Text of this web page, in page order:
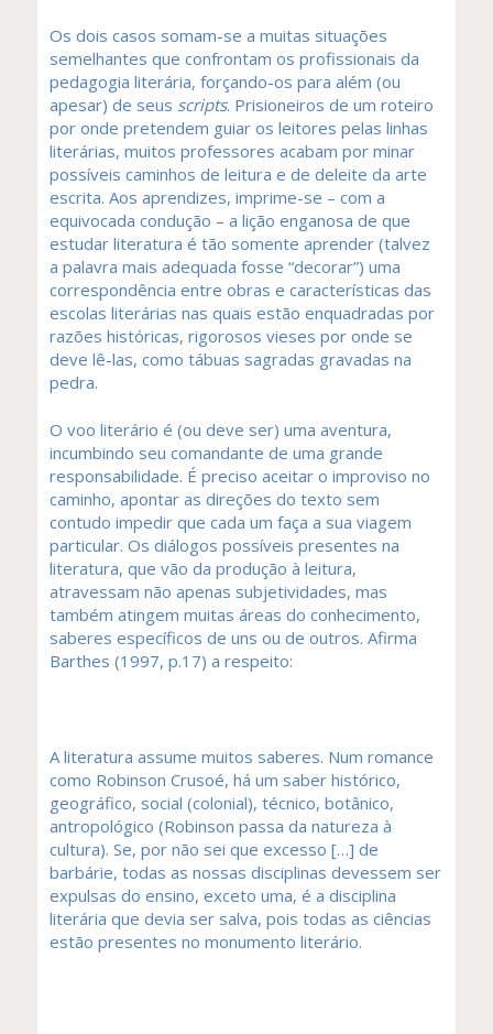
Os dois casos somam-se a muitas situações
semelhantes que confrontam os profissionais da
pedagogia literária, forçando-os para além (ou
apesar) de seus scripts. Prisioneiros de um roteiro
por onde pretendem guiar os leitores pelas linhas
literárias, muitos professores acabam por minar
possíveis caminhos de leitura e de deleite da arte
escrita. Aos aprendizes, imprime-se – com a
equivocada condução – a lição enganosa de que
estudar literatura é tão somente aprender (talvez
a palavra mais adequada fosse “decorar”) uma
correspondência entre obras e características das
escolas literárias nas quais estão enquadradas por
razões históricas, rigorosos vieses por onde se
deve lê-las, como tábuas sagradas gravadas na
pedra.
O voo literário é (ou deve ser) uma aventura,
incumbindo seu comandante de uma grande
responsabilidade. É preciso aceitar o improviso no
caminho, apontar as direções do texto sem
contudo impedir que cada um faça a sua viagem
particular. Os diálogos possíveis presentes na
literatura, que vão da produção à leitura,
atravessam não apenas subjetividades, mas
também atingem muitas áreas do conhecimento,
saberes específicos de uns ou de outros. Afirma
Barthes (1997, p.17) a respeito:
A literatura assume muitos saberes. Num romance
como Robinson Crusoé, há um saber histórico,
geográfico, social (colonial), técnico, botânico,
antropológico (Robinson passa da natureza à
cultura). Se, por não sei que excesso […] de
barbárie, todas as nossas disciplinas devessem ser
expulsas do ensino, exceto uma, é a disciplina
literária que devia ser salva, pois todas as ciências
estão presentes no monumento literário.